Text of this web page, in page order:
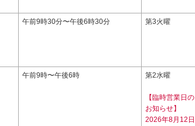
午前9時30分〜午後6時30分 第3火曜
午前9時〜午後6時 第2水曜
【臨時営業日の
お知らせ】
2026年8月12日